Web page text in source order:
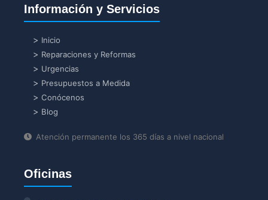
Información y Servicios
Inicio
Reparaciones y Reformas
Urgencias
Presupuestos a Medida
Conócenos
Blog
Atención permanente los 365 días a nivel nacional
Oficinas